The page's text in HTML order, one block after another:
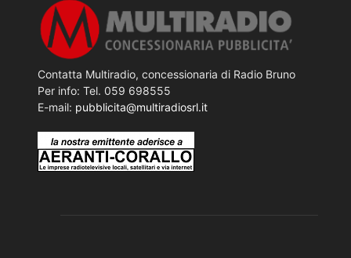
Contatta Multiradio, concessionaria di Radio Bruno
Per info: Tel. 059 698555
E-mail: pubblicita@multiradiosrl.it